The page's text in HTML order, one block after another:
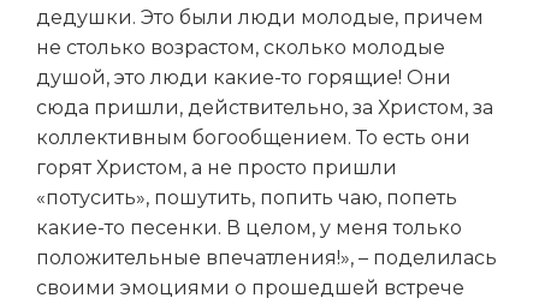
дедушки. Это были люди молодые, причем
не столько возрастом, сколько молодые
душой, это люди какие-то горящие! Они
сюда пришли, действительно, за Христом, за
коллективным богообщением. То есть они
горят Христом, а не просто пришли
«потусить», пошутить, попить чаю, попеть
какие-то песенки. В целом, у меня только
положительные впечатления!», – поделилась
своими эмоциями о прошедшей встрече